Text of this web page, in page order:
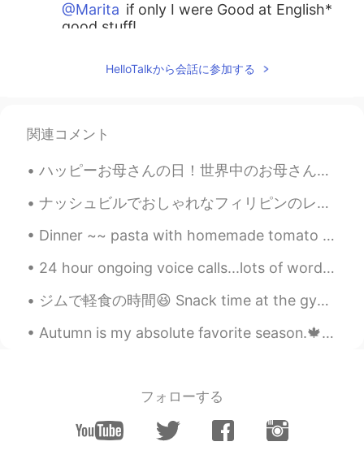
@Marita if only I were Good at English*
good stuff!
Mark
DE CN
EN DE CNJP PH
@kevin-yeungif only I were* good!
Mark 2019.09.22 12:30
She only interested someone already
HelloTalkから会話に参加する
関連コメント
ハッピーお母さんの日！世界中のお母さんたちに感謝します！ なにしましたか？ 僕の母は遠くて会えないけど、昨日両親と妹とビデオチャットして、今日似顔描いてみた！そんな不味くないと思う😌 Happ...
ナッシュビルでおしゃれなフィリピンのレストランを見つけました！😳 全部が食べられるかな？ フィリピン料理は目茶苦茶美味しいのに全然ヘルシーじゃない。これは海で泳ぐの後の食べ物が完璧です。だから高...
Dinner ~~ pasta with homemade tomato sauce and salad Tomatoes are from our garden. The sliced t...
24 hour ongoing voice calls...lots of word games and great friends.🍒🍒🍒🍒🥂🥢🍹🧁🏖...join us and have a...
ジムで軽食の時間😆 Snack time at the gym 息子はいつも子供の運動の授業に頑張るので、軽食も良く食べれる My son always works hard during ...
Autumn is my absolute favorite season.🍁🎃🍁🎃🍁 So glad I get to enjoy it this year. 💖💖 Now if I co...
フォローする